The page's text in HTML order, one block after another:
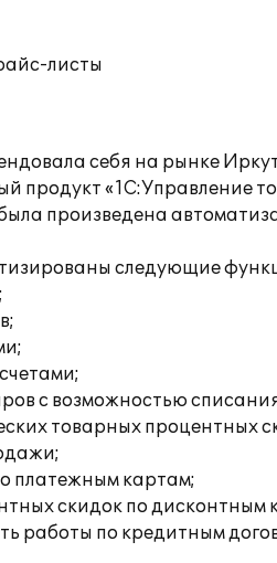
листы
себя на рынке
продукт «1С:Управление
произведена
следующие
с возможностью
товарных процентных
платежным картам;
скидок по дисконтным
работы по кредитным